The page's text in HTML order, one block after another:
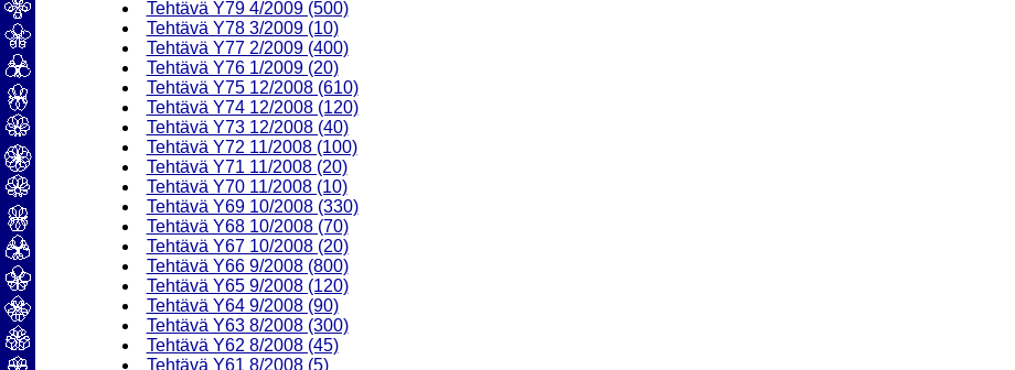
Tehtävä Y79 4/2009 (500)
Tehtävä Y78 3/2009 (10)
Tehtävä Y77 2/2009 (400)
Tehtävä Y76 1/2009 (20)
Tehtävä Y75 12/2008 (610)
Tehtävä Y74 12/2008 (120)
Tehtävä Y73 12/2008 (40)
Tehtävä Y72 11/2008 (100)
Tehtävä Y71 11/2008 (20)
Tehtävä Y70 11/2008 (10)
Tehtävä Y69 10/2008 (330)
Tehtävä Y68 10/2008 (70)
Tehtävä Y67 10/2008 (20)
Tehtävä Y66 9/2008 (800)
Tehtävä Y65 9/2008 (120)
Tehtävä Y64 9/2008 (90)
Tehtävä Y63 8/2008 (300)
Tehtävä Y62 8/2008 (45)
Tehtävä Y61 8/2008 (5)